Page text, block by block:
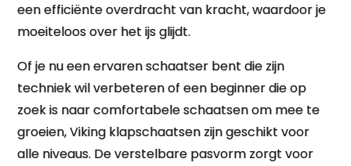
een efficiënte overdracht van kracht, waardoor je
moeiteloos over het ijs glijdt.
Of je nu een ervaren schaatser bent die zijn
techniek wil verbeteren of een beginner die op
zoek is naar comfortabele schaatsen om mee te
groeien, Viking klapschaatsen zijn geschikt voor
alle niveaus. De verstelbare pasvorm zorgt voor